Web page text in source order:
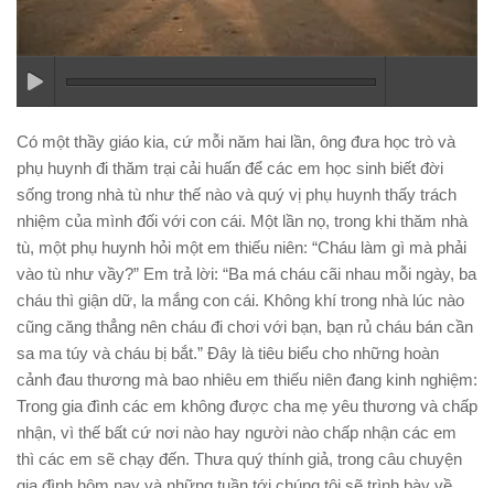
Có một thầy giáo kia, cứ mỗi năm hai lần, ông đưa học trò và
phụ huynh đi thăm trại cải huấn để các em học sinh biết đời
sống trong nhà tù như thế nào và quý vị phụ huynh thấy trách
nhiệm của mình đối với con cái. Một lần nọ, trong khi thăm nhà
tù, một phụ huynh hỏi một em thiếu niên: “Cháu làm gì mà phải
vào tù như vầy?” Em trả lời: “Ba má cháu cãi nhau mỗi ngày, ba
cháu thì giận dữ, la mắng con cái. Không khí trong nhà lúc nào
cũng căng thẳng nên cháu đi chơi với bạn, bạn rủ cháu bán cần
sa ma túy và cháu bị bắt.” Ðây là tiêu biểu cho những hoàn
cảnh đau thương mà bao nhiêu em thiếu niên đang kinh nghiệm:
Trong gia đình các em không được cha mẹ yêu thương và chấp
nhận, vì thế bất cứ nơi nào hay người nào chấp nhận các em
thì các em sẽ chạy đến. Thưa quý thính giả, trong câu chuyện